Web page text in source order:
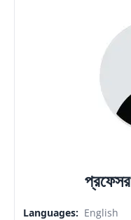
Languages: English